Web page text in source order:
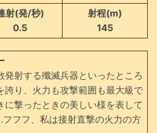
射(発/秒)
0.5
射程(m)
145
射する殲滅兵器といったところ
誇り、火力も攻撃範囲も最大級で
に撃ったときの美しい様を表して
フフ、私は接射直撃の火力の方